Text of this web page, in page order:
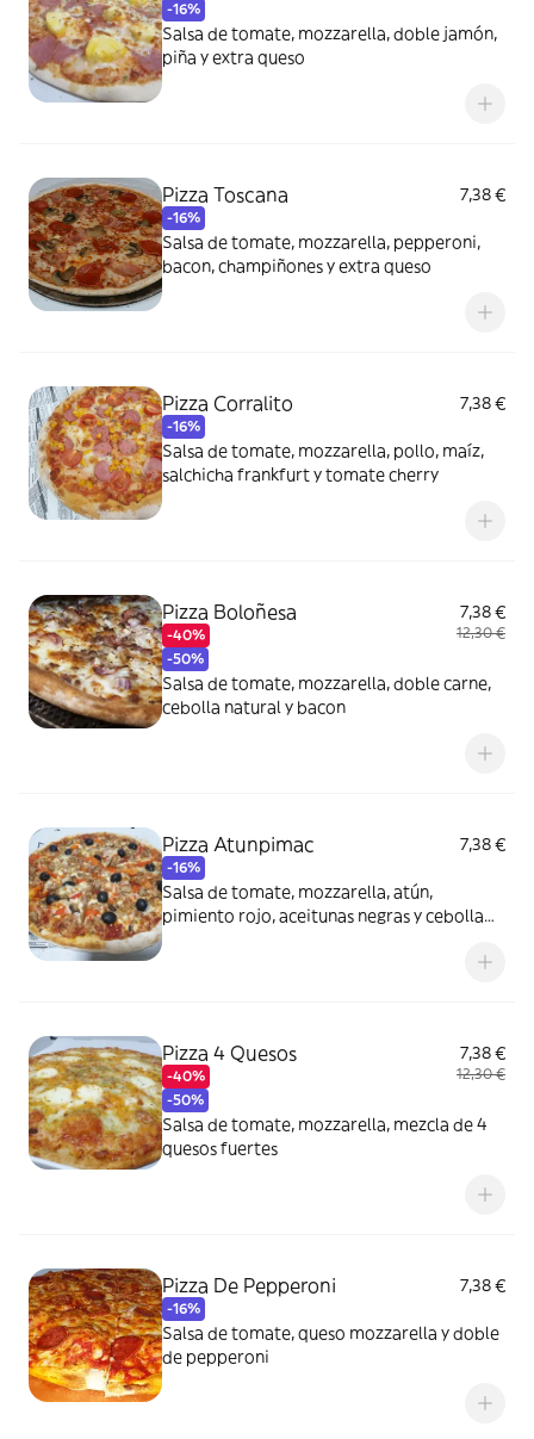
-16%
Salsa de tomate, mozzarella, doble jamón,
piña y extra queso
Pizza Toscana
-16%
7,38 €
Salsa de tomate, mozzarella, pepperoni,
bacon, champiñones y extra queso
Pizza Corralito
-16%
7,38 €
Salsa de tomate, mozzarella, pollo, maíz,
salchicha frankfurt y tomate cherry
Pizza Boloñesa
-40%
-50%
7,38 €
12,30 €
Salsa de tomate, mozzarella, doble carne,
cebolla natural y bacon
Pizza Atunpimac
-16%
7,38 €
Salsa de tomate, mozzarella, atún,
pimiento rojo, aceitunas negras y cebolla
Pizza 4 Quesos
-40%
-50%
7,38 €
12,30 €
Salsa de tomate, mozzarella, mezcla de 4
quesos fuertes
Pizza De Pepperoni
-16%
7,38 €
Salsa de tomate, queso mozzarella y doble
de pepperoni